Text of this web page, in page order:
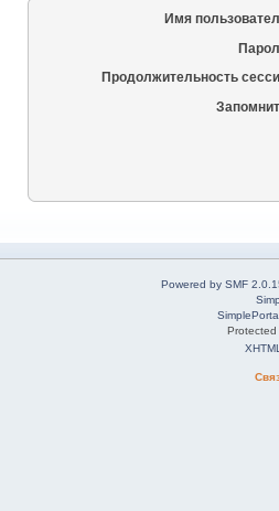
Имя
Продолжительность
Powered by SMF